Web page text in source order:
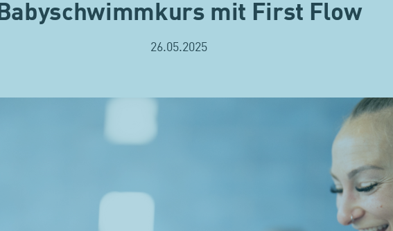
Babyschwimmkurs mit First Flow
26.05.2025